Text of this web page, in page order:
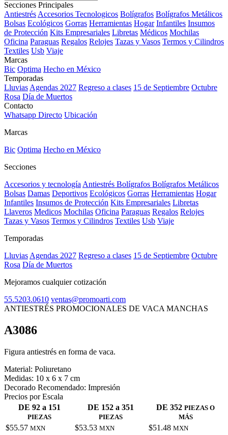
Secciones Principales
Antiestrés Accesorios Tecnologicos Bolígrafos Bolígrafos Metálicos
Bolsas Ecológicos Gorras Herramientas Hogar Infantiles Insumos
de Protección Kits Empresariales Libretas Médicos Mochilas
Oficina Paraguas Regalos Relojes Tazas y Vasos Termos y Cilindros
Textiles Usb Viaje
Marcas
Bic Optima Hecho en México
Temporadas
Lluvias Agendas 2027 Regreso a clases 15 de Septiembre Octubre
Rosa Día de Muertos
Contacto
Whatsapp Directo Ubicación
Marcas
Bic Optima Hecho en México
Secciones
Accesorios y tecnología Antiestrés Bolígrafos Bolígrafos Metálicos
Bolsas Damas Deportivos Ecológicos Gorras Herramientas Hogar
Infantiles Insumos de Protección Kits Empresariales Libretas
Llaveros Medicos Mochilas Oficina Paraguas Regalos Relojes
Tazas y Vasos Termos y Cilindros Textiles Usb Viaje
Temporadas
Lluvias Agendas 2027 Regreso a clases 15 de Septiembre Octubre
Rosa Día de Muertos
Mejoramos cualquier cotización
55.5203.0610 ventas@promoarti.com
ANTIESTRÉS PROMOCIONALES DE VACA MANCHAS
A3086
Figura antiestrés en forma de vaca.
Material: Poliuretano
Medidas: 10 x 6 x 7 cm
Decorado Recomendado: Impresión
Precios por Escala
DE 92 a 151
PIEZAS
DE 152 a 351
PIEZAS
DE 352 PIEZAS O
MÁS
$55.57 MXN $53.53 MXN $51.48 MXN